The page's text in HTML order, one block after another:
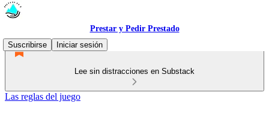
Prestar y Pedir Prestado
Suscribirse
Iniciar sesión
Lee sin distracciones en Substack
Las reglas del juego